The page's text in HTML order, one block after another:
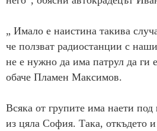
„ Имало е наистина такива
че ползват радиостанции с
не е нужно да има патрул да ги
обаче Пламен Максимов.
Всяка от групите има наети
из цяла София. Така, откъдето